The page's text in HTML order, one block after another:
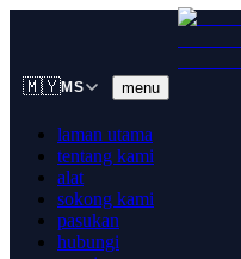
🇲🇾MS menu
laman utama
tentang kami
alat
sokong kami
pasukan
hubungi